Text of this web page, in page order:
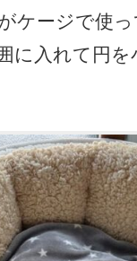
ケージで使っ
に入れて円